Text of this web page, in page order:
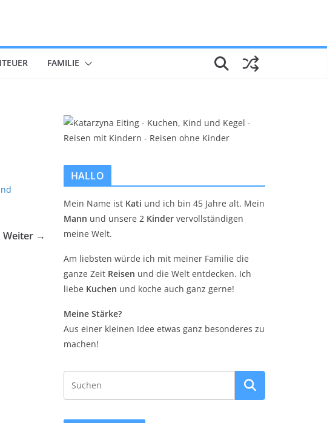
FAMILIE
Weiter →
HALLO
Mein Name ist Kati und ich bin 45 Jahre alt. Mein
Mann und unsere 2 Kinder vervollständigen
meine Welt.
Am liebsten würde ich mit meiner Familie die
ganze Zeit Reisen und die Welt entdecken. Ich
liebe Kuchen und koche auch ganz gerne!
Meine Stärke?
Aus einer kleinen Idee etwas ganz besonderes zu
machen!